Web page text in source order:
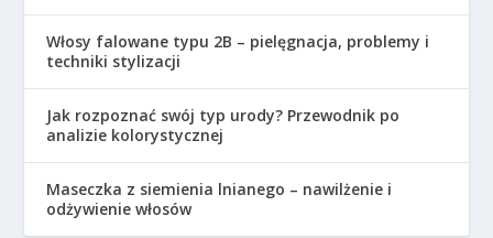
Włosy falowane typu 2B – pielęgnacja, problemy i
techniki stylizacji
Jak rozpoznać swój typ urody? Przewodnik po
analizie kolorystycznej
Maseczka z siemienia lnianego – nawilżenie i
odżywienie włosów